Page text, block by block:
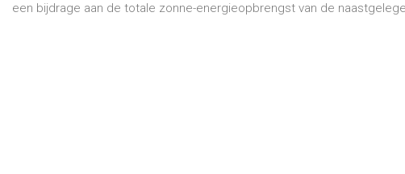
een bijdrage aan de totale zonne-energieopbrengst van de